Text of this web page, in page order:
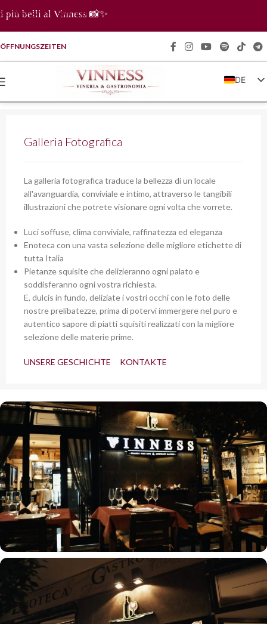
Zur Navigation springen
ÖFFNUNGSZEITEN
DE
IT
Galleria Fotografica
La galleria fotografica traduce la bellezza di un locale
all'avanguardia, conviviale e intimo, attraverso le tangibili
illustrazioni che potrete visionare ogni volta che vorrete.
Luci soffuse, clima conviviale, raffinatezza ed eleganza
Enoteca con una vasta selezione delle migliore etichette di
tutta Italia
Pietanze squisite che delizieranno ogni palato e
soddisferanno ogni vostra richiesta.
E, dulcis in fundo, deliziate i vostri occhi con le foto delle
nostre prelibatezze, prima di potervi immergere nel puro e
autentico sapore di piatti squisiti realizzati con la migliore
selezione delle materie prime.
UNSERE GESCHICHTE KONTAKTE